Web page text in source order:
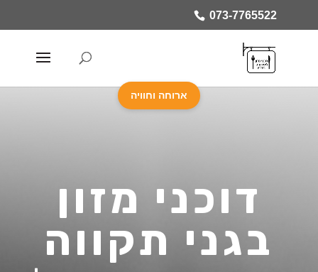
073-7765522
דוכני מזון
בגני תקווה
ארוחה וחוויה